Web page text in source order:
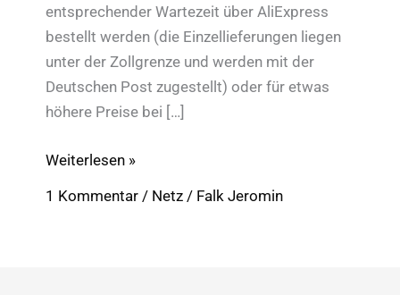
entsprechender Wartezeit über AliExpress
bestellt werden (die Einzellieferungen liegen
unter der Zollgrenze und werden mit der
Deutschen Post zugestellt) oder für etwas
höhere Preise bei […]
NodeMCU
Weiterlesen »
1 Kommentar / Netz / Falk Jeromin